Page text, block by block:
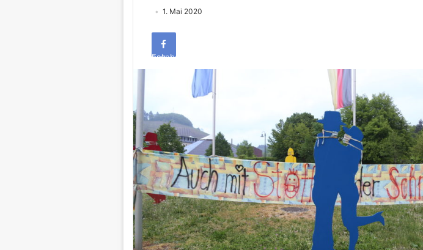
1. Mai 2020
Facebook